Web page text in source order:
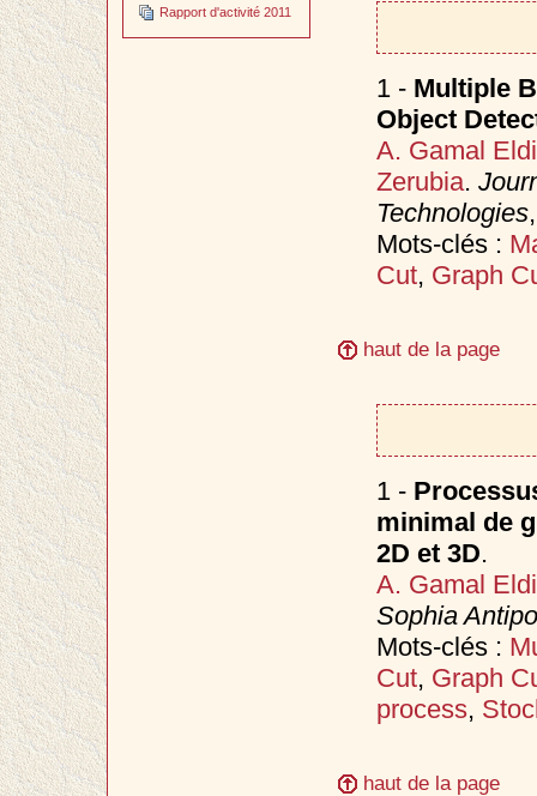
Rapport d'activité 2011
1 - Multiple
Object
A. Gamal
Zerubia.
Technologies
Mots-clés :
Cut, Graph
haut de la page
1 -
minimal de
2D et 3D.
A. Gamal
Sophia
Mots-clés :
Cut, Graph
process,
haut de la page